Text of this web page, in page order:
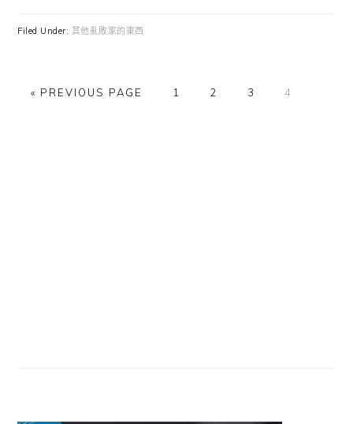
Filed Under: 其他亂敗家的東西
« GO
PREVIOUS PAGE
GO
1
GO
2
GO
3
GO
4